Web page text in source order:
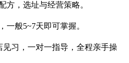
方，选址与经营策略。
一般5~7天即可掌握。
习，一对一指导，全程亲手操